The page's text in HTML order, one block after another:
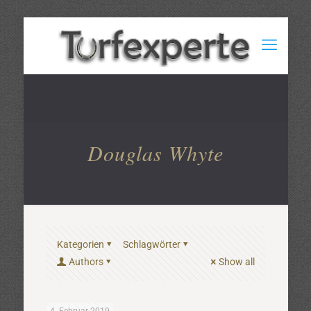
Douglas Whyte
Kategorien
Schlagwörter
Authors
Show all